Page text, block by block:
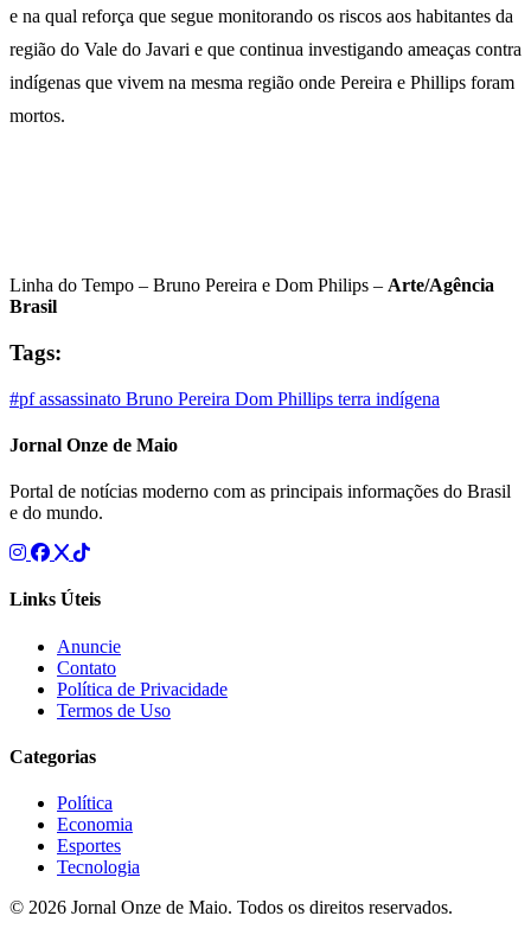
e na qual reforça que segue monitorando os riscos aos habitantes da
região do Vale do Javari e que continua investigando ameaças contra
indígenas que vivem na mesma região onde Pereira e Phillips foram
mortos.
Linha do Tempo – Bruno Pereira e Dom Philips – Arte/Agência
Brasil
Tags:
#pfassassinato Bruno Pereira Dom Phillips terra indígena
Jornal Onze de Maio
Portal de notícias moderno com as principais informações do Brasil
e do mundo.
Links Úteis
Anuncie
Contato
Política de Privacidade
Termos de Uso
Categorias
Política
Economia
Esportes
Tecnologia
© 2026 Jornal Onze de Maio. Todos os direitos reservados.